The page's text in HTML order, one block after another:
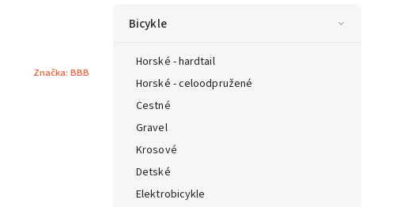
Bicykle
Horské - hardtail
Horské - celoodpružené
Cestné
Gravel
Krosové
Detské
Elektrobicykle
Značka: BBB